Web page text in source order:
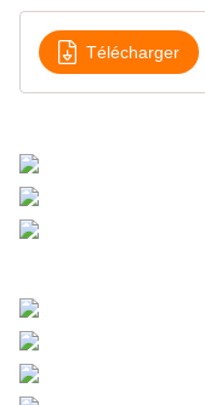
Télécharger